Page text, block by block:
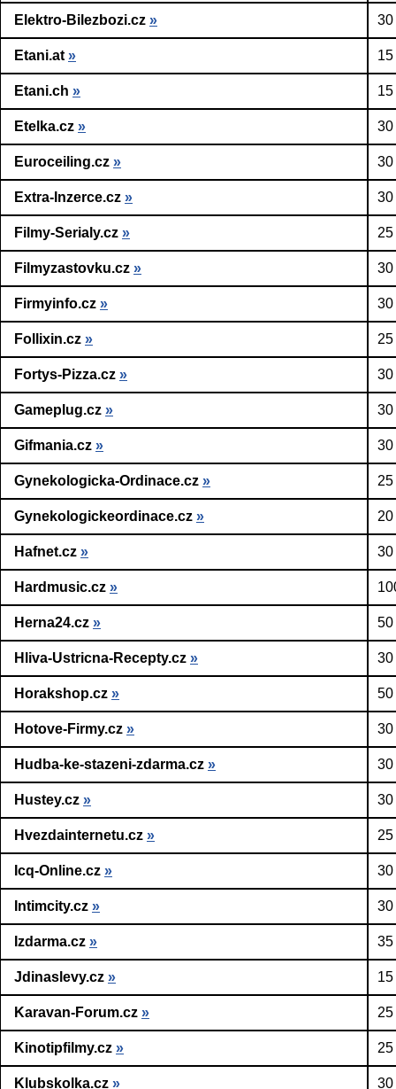
Elektro-Bilezbozi.cz » 30
Etani.at »
Etani.ch »
Etelka.cz » 30
Euroceiling.cz » 30
Extra-Inzerce.cz » 30
Filmy-Serialy.cz »
Filmyzastovku.cz » 30
Firmyinfo.cz » 30
Follixin.cz »
Fortys-Pizza.cz » 30
Gameplug.cz » 30
Gifmania.cz » 30
Gynekologicka-Ordinace.cz »
Gynekologickeordinace.cz »
Hafnet.cz » 30
Hardmusic.cz »
Herna24.cz » 50
Hliva-Ustricna-Recepty.cz » 30
Horakshop.cz » 50
Hotove-Firmy.cz » 30
Hudba-ke-stazeni-zdarma.cz » 30
Hustey.cz » 30
Hvezdainternetu.cz »
Icq-Online.cz » 30
Intimcity.cz » 30
Izdarma.cz » 35
Jdinaslevy.cz »
Karavan-Forum.cz »
Kinotipfilmy.cz »
Klubskolka.cz » 30